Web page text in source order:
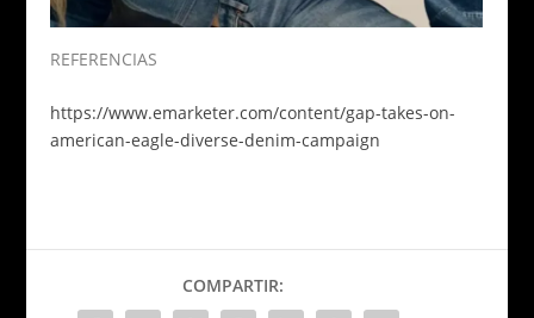
REFERENCIAS
https://www.emarketer.com/content/gap-takes-on-
american-eagle-diverse-denim-campaign
COMPARTIR: